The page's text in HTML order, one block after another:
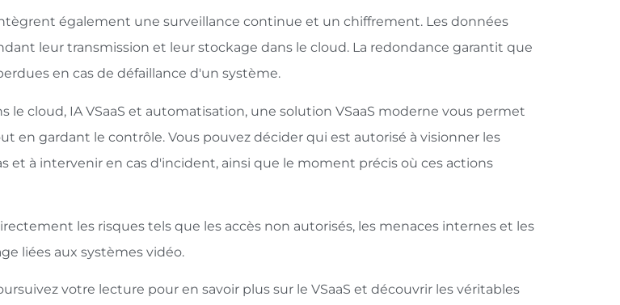
également une surveillance continue et un chiffrement. Les données
leur transmission et leur stockage dans le cloud. La redondance garantit que
en cas de défaillance d'un système.
le cloud, IA VSaaS et automatisation, une solution VSaaS moderne vous permet
en gardant le contrôle. Vous pouvez décider qui est autorisé à visionner les
et à intervenir en cas d'incident, ainsi que le moment précis où ces actions
les risques tels que les accès non autorisés, les menaces internes et les
liées aux systèmes vidéo.
votre lecture pour en savoir plus sur le VSaaS et découvrir les véritables